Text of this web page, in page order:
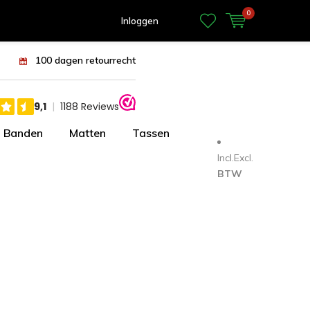
Inloggen
0
100 dagen retourrecht
Banden Matten Tassen
Incl.Excl.
BTW